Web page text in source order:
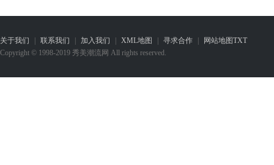
关于我们 | 联系我们 | 加入我们 | XML地图 | 寻求合作 | 网站地图TXT
Copyright © 1998-2019 秀美潮流网 All rights reserved.